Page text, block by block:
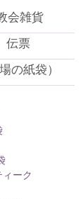
会雑貨
伝票
の紙袋）
ーク